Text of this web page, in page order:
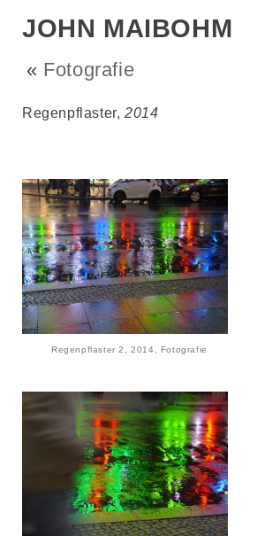
JOHN MAIBOHM
« Fotografie
Regenpflaster, 2014
Regenpflaster 2, 2014, Fotografie